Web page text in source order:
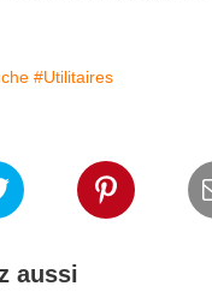
#Utilitaires
aussi